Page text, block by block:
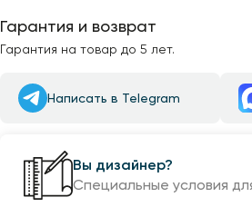
Гарантия и возврат
Гарантия на товар до 5 лет.
Написать в Telegram
Вы дизайнер?
Специальные условия